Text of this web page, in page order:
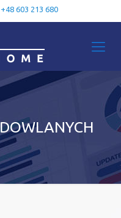
+48 603 213 680